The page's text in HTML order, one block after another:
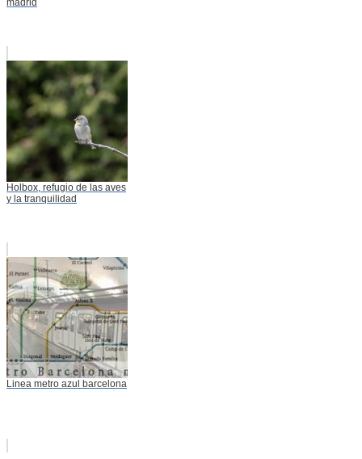
Holbox, refugio de las aves
y la tranquilidad
Linea metro azul barcelona